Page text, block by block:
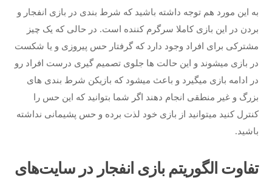
به این مورد هم توجه داشته باشید که شرط بندی در بازی انفجار و
بردن در این بازی کاملا سرگرم کننده است. در حالی که یک چیز
مشترکی برای افراد وجود دارد که گرفتار حس پیروزی و یا شکست
در بازی میشوند و این حالت ها جلوی تصمیم گیری درست افراد رو
در ادامه بازی میگیرد و باعث میشود که بازیکن شرط بندی های
بزرگ و غیر منطقی انجام دهند اگر شما بتوانید که این حس را
کنترل کنید میتوانید از بازی خود لذت برده و حس پشیمانی نداشته
باشید.
تفاوت الگوریتم بازی انفجار در سایت‌های